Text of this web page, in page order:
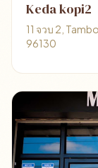
Keda kopi2
11 จวบ 2,
96130